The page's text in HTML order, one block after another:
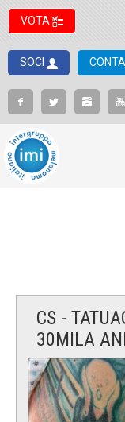
VOTA
SOCI
CS -
30MILA